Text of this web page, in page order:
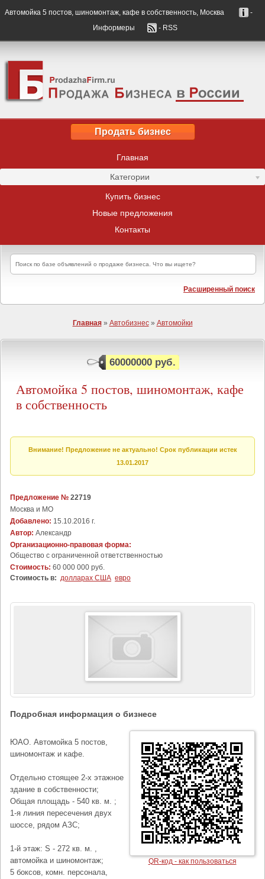
Автомойка 5 постов, шиномонтаж, кафе в собственность, Москва
-
Информеры
- RSS
Продать бизнес
Главная
Категории
Купить бизнес
Новые предложения
Контакты
Расширенный поиск
Главная» Автобизнес» Автомойки
60000000 руб.
Автомойка 5 постов, шиномонтаж, кафе
в собственность
Внимание! Предложение не актуально! Срок публикации истек
13.01.2017
Предложение № 22719
Москва и МО
Добавлено: 15.10.2016 г.
Автор: Александр
Организационно-правовая форма:
Общество с ограниченной ответственностью
Стоимость: 60 000 000 руб.
Стоимость в: долларах США евро
Подробная информация о бизнесе
QR-код - как пользоваться
ЮАО. Автомойка 5 постов,
шиномонтаж и кафе.
Отдельно стоящее 2-х этажное
здание в собственности;
Общая площадь - 540 кв. м. ;
1-я линия пересечения двух
шоссе, рядом АЗС;
1-й этаж: S - 272 кв. м. ,
автомойка и шиномонтаж;
5 боксов, комн. персонала,